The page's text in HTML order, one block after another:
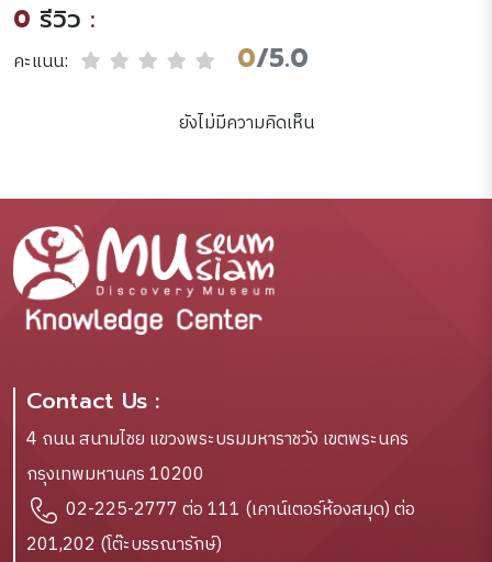
0 รีวิว :
คะแนน: 0/5.0
ยังไม่มีความคิดเห็น
Contact Us :
4 ถนน สนามไชย แขวงพระบรมมหาราชวัง เขตพระนคร
กรุงเทพมหานคร 10200
02-225-2777 ต่อ 111 (เคาน์เตอร์ห้องสมุด) ต่อ
201,202 (โต๊ะบรรณารักษ์)